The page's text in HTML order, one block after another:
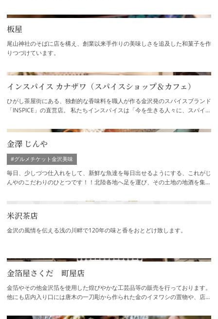
板屋
尾山神社のそばに店を構え、創業以来手作りの美味しさを追及した和菓子を作
りつづけています。
インスパイス カナザワ（スパイスショップ＆カフェ）
ひがし茶屋街にある、独創的な香味料を職人が作る金沢発のスパイスブランド
「INSPICE」の直営店。 私たちインスパイスは「今を生きる人々に、スパイス
金澤 じんや
毎日、少しづつ仕入れをして、新鮮な魚達を毎日出せるようにする、これがじ
んやのこだわりのひとつです！！北陸各地へ足を運び、その土地の地酒を集め
#グルメチケット金沢美味
米沢茶店
金沢の風情を伝える浅の川畔で120年の味と香をおとどけ致します。
金箔屋さくだ 町屋店
金箔やその他金沢箔を使用した煌びやかな工芸品等の販売を行っております。
他にも店内入り口には唐木の一刀彫から作られた金のイヌワシの置物や、店内